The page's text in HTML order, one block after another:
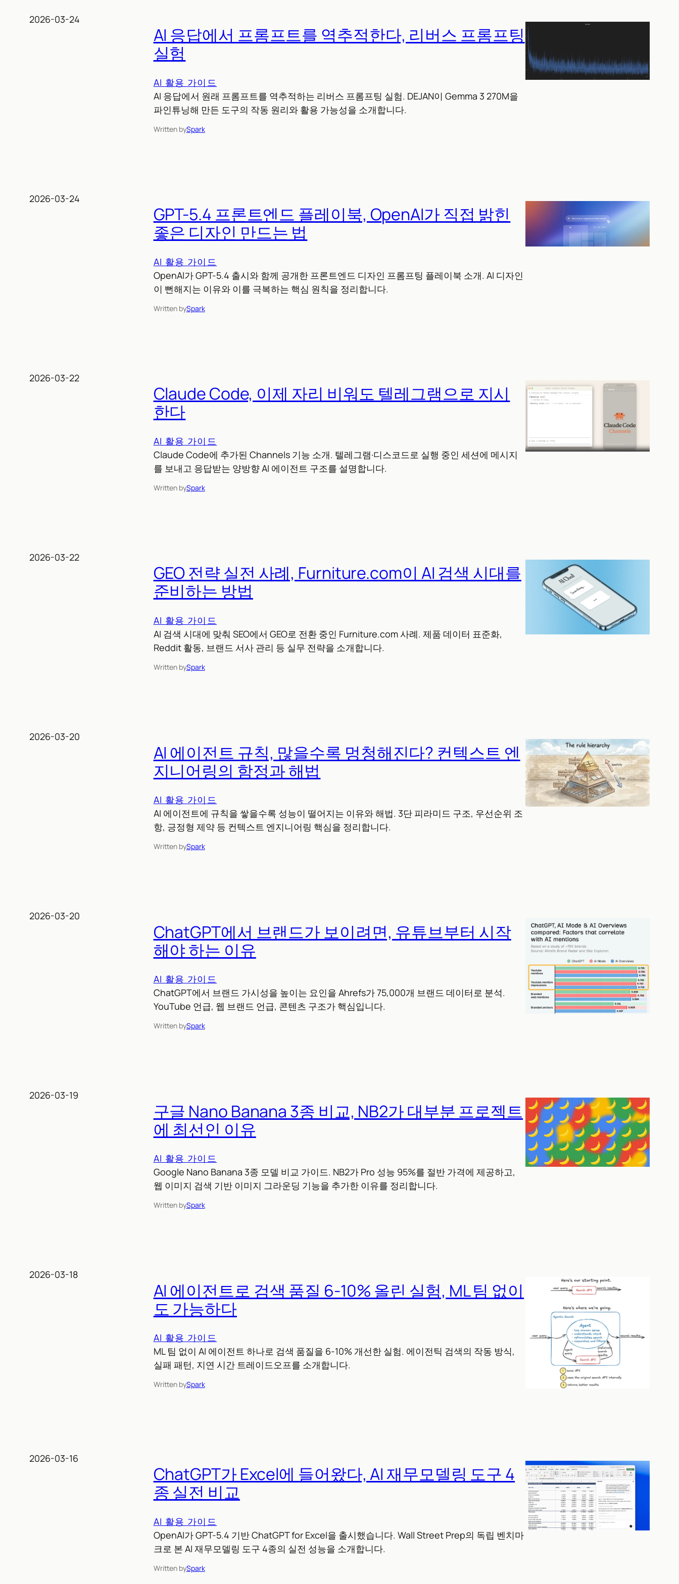
2026-03-24
AI 응답에서 프롬프트를 역추적한다, 리버스 프롬프팅
실험
AI 활용 가이드
AI 응답에서 원래 프롬프트를 역추적하는 리버스 프롬프팅 실험. DEJAN이 Gemma 3 270M을
파인튜닝해 만든 도구의 작동 원리와 활용 가능성을 소개합니다.
Written bySpark
2026-03-24
GPT-5.4 프론트엔드 플레이북, OpenAI가 직접 밝힌
좋은 디자인 만드는 법
AI 활용 가이드
OpenAI가 GPT-5.4 출시와 함께 공개한 프론트엔드 디자인 프롬프팅 플레이북 소개. AI 디자인
이 뻔해지는 이유와 이를 극복하는 핵심 원칙을 정리합니다.
Written bySpark
2026-03-22
Claude Code, 이제 자리 비워도 텔레그램으로 지시
한다
AI 활용 가이드
Claude Code에 추가된 Channels 기능 소개. 텔레그램·디스코드로 실행 중인 세션에 메시지
를 보내고 응답받는 양방향 AI 에이전트 구조를 설명합니다.
Written bySpark
2026-03-22
GEO 전략 실전 사례, Furniture.com이 AI 검색 시대를
준비하는 방법
AI 활용 가이드
AI 검색 시대에 맞춰 SEO에서 GEO로 전환 중인 Furniture.com 사례. 제품 데이터 표준화,
Reddit 활동, 브랜드 서사 관리 등 실무 전략을 소개합니다.
Written bySpark
2026-03-20
AI 에이전트 규칙, 많을수록 멍청해진다? 컨텍스트 엔
지니어링의 함정과 해법
AI 활용 가이드
AI 에이전트에 규칙을 쌓을수록 성능이 떨어지는 이유와 해법. 3단 피라미드 구조, 우선순위 조
항, 긍정형 제약 등 컨텍스트 엔지니어링 핵심을 정리합니다.
Written bySpark
2026-03-20
ChatGPT에서 브랜드가 보이려면, 유튜브부터 시작
해야 하는 이유
AI 활용 가이드
ChatGPT에서 브랜드 가시성을 높이는 요인을 Ahrefs가 75,000개 브랜드 데이터로 분석.
YouTube 언급, 웹 브랜드 언급, 콘텐츠 구조가 핵심입니다.
Written bySpark
2026-03-19
구글 Nano Banana 3종 비교, NB2가 대부분 프로젝트
에 최선인 이유
AI 활용 가이드
Google Nano Banana 3종 모델 비교 가이드. NB2가 Pro 성능 95%를 절반 가격에 제공하고,
웹 이미지 검색 기반 이미지 그라운딩 기능을 추가한 이유를 정리합니다.
Written bySpark
2026-03-18
AI 에이전트로 검색 품질 6-10% 올린 실험, ML 팀 없이
도 가능하다
AI 활용 가이드
ML 팀 없이 AI 에이전트 하나로 검색 품질을 6-10% 개선한 실험. 에이전틱 검색의 작동 방식,
실패 패턴, 지연 시간 트레이드오프를 소개합니다.
Written bySpark
2026-03-16
ChatGPT가 Excel에 들어왔다, AI 재무모델링 도구 4
종 실전 비교
AI 활용 가이드
OpenAI가 GPT-5.4 기반 ChatGPT for Excel을 출시했습니다. Wall Street Prep의 독립 벤치마
크로 본 AI 재무모델링 도구 4종의 실전 성능을 소개합니다.
Written bySpark